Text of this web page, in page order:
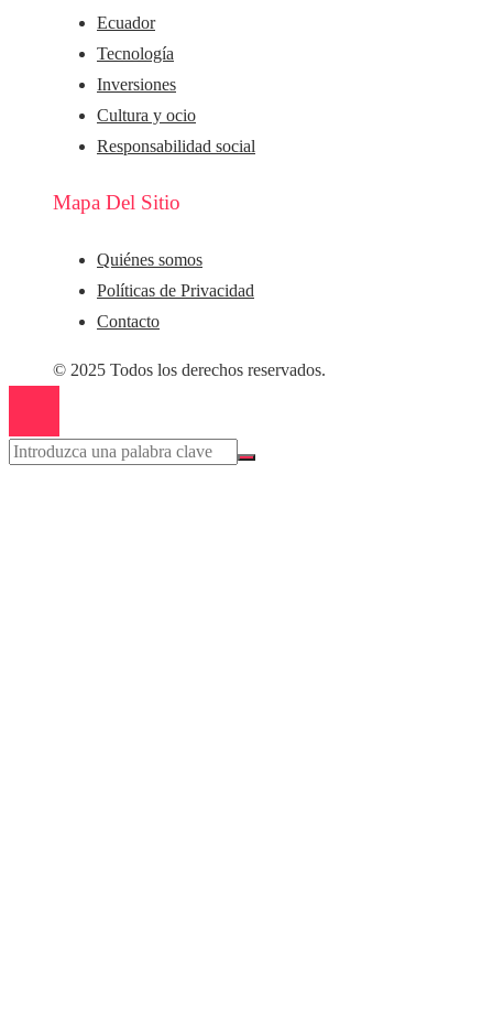
Ecuador
Tecnología
Inversiones
Cultura y ocio
Responsabilidad social
Mapa Del Sitio
Quiénes somos
Políticas de Privacidad
Contacto
© 2025 Todos los derechos reservados.